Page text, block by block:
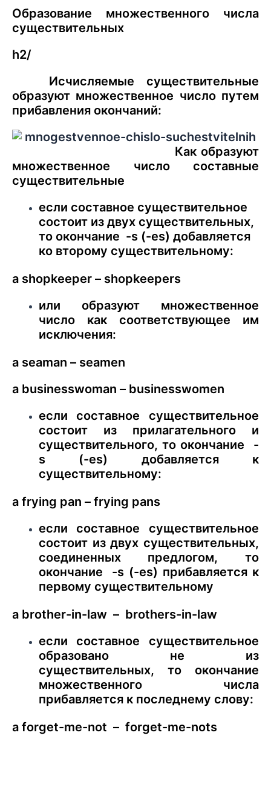
Образование множественного числа
существительных
h2/
Исчисляемые существительные
образуют множественное число путем
прибавления окончаний:
Как образуют
множественное число составные
существительные
если составное существительное
состоит из двух существительных,
то окончание -s (-es) добавляется
ко второму существительному:
a shopkeeper – shopkeepers
или образуют множественное
число как соответствующее им
исключения:
a seaman – seamen
a businesswoman – businesswomen
если составное существительное
состоит из прилагательного и
существительного, то окончание -
s (-es) добавляется к
существительному:
a frying pan – frying pans
если составное существительное
состоит из двух существительных,
соединенных предлогом, то
окончание -s (-es) прибавляется к
первому существительному
a brother-in-law – brothers-in-law
если составное существительное
образовано не из
существительных, то окончание
множественного числа
прибавляется к последнему слову:
a forget-me-not – forget-me-nots